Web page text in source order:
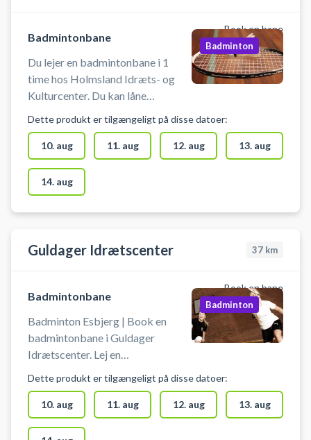
Book en bane
Badmintonbane
Du lejer en badmintonbane i 1
time hos Holmsland Idræts- og
Kulturcenter. Du kan låne
kan leje en eller flerebaner, der er 5
badmintonbaner ialt. Für deutsche
Besucher:
Badminton
Dette produkt er tilgængeligt på disse datoer:
10. aug 11. aug 12. aug 13. aug
14. aug
Guldager Idrætscenter 37 km
Book en bane
Badmintonbane
Badminton Esbjerg | Book en
badmintonbane i Guldager
Idrætscenter. Lej en
ved Esbjerg på en af
badmintonbanerne i Guldager
Idrætscenter. Badmintonbanen
Badminton
Dette produkt er tilgængeligt på disse datoer:
10. aug 11. aug 12. aug 13. aug